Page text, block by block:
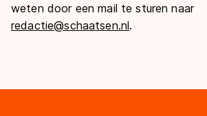
weten door een mail te sturen naar
redactie@schaatsen.nl.